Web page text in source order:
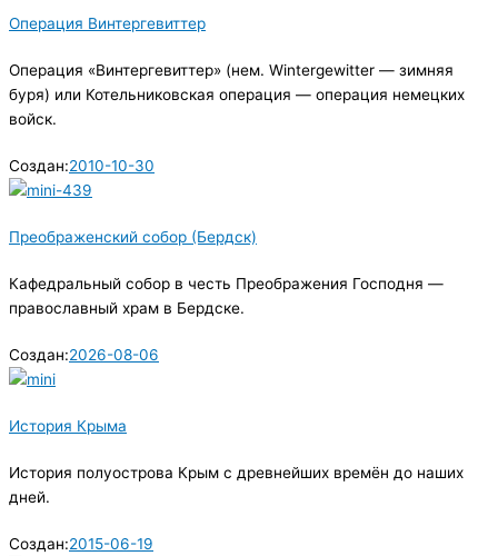
Операция Винтергевиттер
Операция «Винтергевиттер» (нем. Wintergewitter — зимняя
буря) или Котельниковская операция — операция немецких
войск.
Создан:2010-10-30
Преображенский собор (Бердск)
Кафедральный собор в честь Преображения Господня —
православный храм в Бердске.
Создан:2026-08-06
История Крыма
История полуострова Крым с древнейших времён до наших
дней.
Создан:2015-06-19